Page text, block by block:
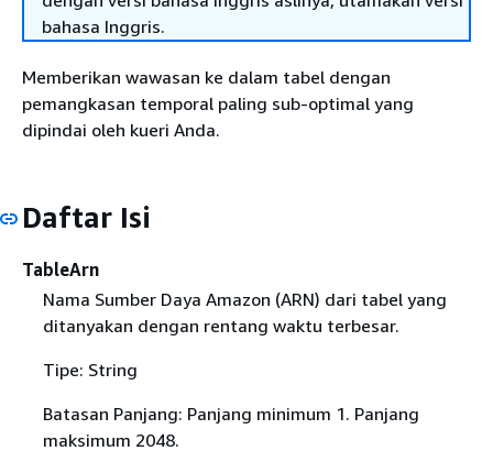
bahasa Inggris.
Memberikan wawasan ke dalam tabel dengan
pemangkasan temporal paling sub-optimal yang
dipindai oleh kueri Anda.
Daftar Isi
TableArn
Nama Sumber Daya Amazon (ARN) dari tabel yang
ditanyakan dengan rentang waktu terbesar.
Tipe: String
Batasan Panjang: Panjang minimum 1. Panjang
maksimum 2048.